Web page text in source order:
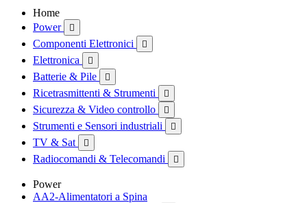
Home
Power

Componenti Elettronici 
Elettronica 
Batterie & Pile 
Ricetrasmittenti & Strumenti 
Sicurezza & Video controllo 
Strumenti e Sensori industriali 
TV & Sat 
Radiocomandi & Telecomandi 
Power
AA2-Alimentatori a Spina